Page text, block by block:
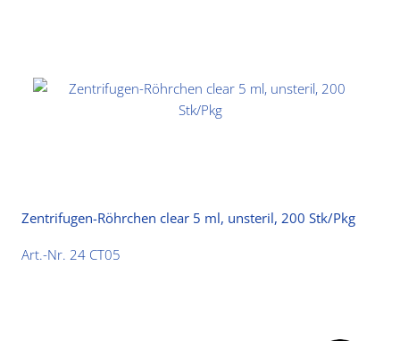
Zentrifugen-Röhrchen clear 5 ml, unsteril, 200 Stk/Pkg
Art.-Nr. 24 CT05